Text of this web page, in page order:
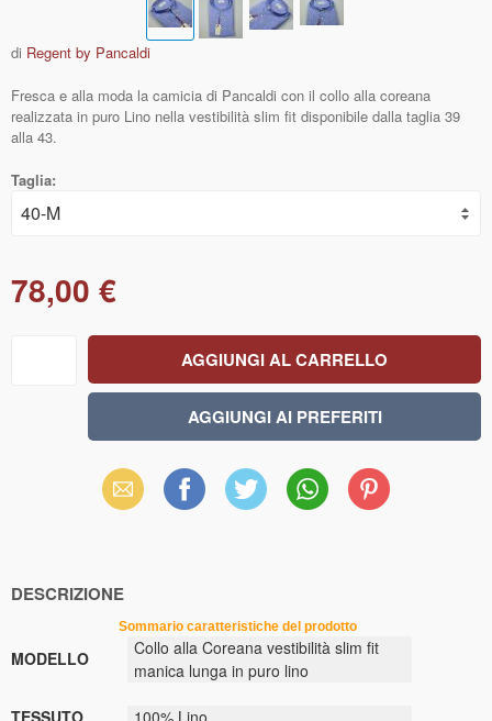
di Regent by Pancaldi
Fresca e alla moda la camicia di Pancaldi con il collo alla coreana
realizzata in puro Lino nella vestibilità slim fit disponibile dalla taglia 39
alla 43.
Taglia:
78,00 €
Email Facebook X WhatsAppPinterest
DESCRIZIONE
Sommario caratteristiche del prodotto
MODELLO
Collo alla Coreana vestibilità slim fit
manica lunga in puro lino
TESSUTO 100% Lino